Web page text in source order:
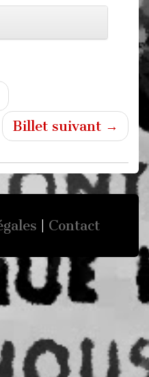
Billet suivant →
Contact